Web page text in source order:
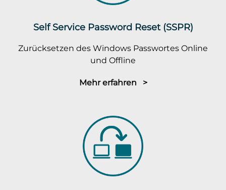
Self Service Password Reset (SSPR)
Zurücksetzen des Windows Passwortes Online
und Offline
Mehr erfahren >